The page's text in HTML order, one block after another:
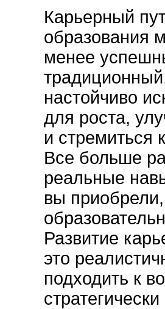
Карьерный
образования
менее
настойчиво
для роста,
и
Все больше
реальные
вы
Развитие
это
подходить к